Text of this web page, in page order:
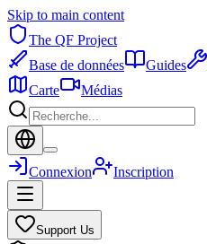
Skip to main content
The QF Project
Base de données
Guides
Carte
Médias
Connexion Inscription
Support Us